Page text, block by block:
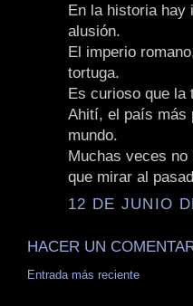
En la historia hay
alusión.
El imperio
tortuga.
Es curioso que la
Ahití, el país más
mundo.
Muchas veces
que mirar al
12 DE JUNIO
HACER UN
Entrada más reciente